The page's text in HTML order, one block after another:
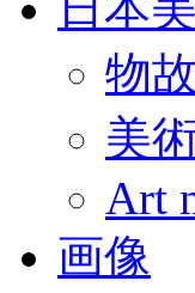
物
美
Art
画像